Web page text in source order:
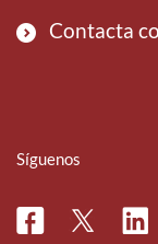
Contacta
Síguenos
FacebookTwitter